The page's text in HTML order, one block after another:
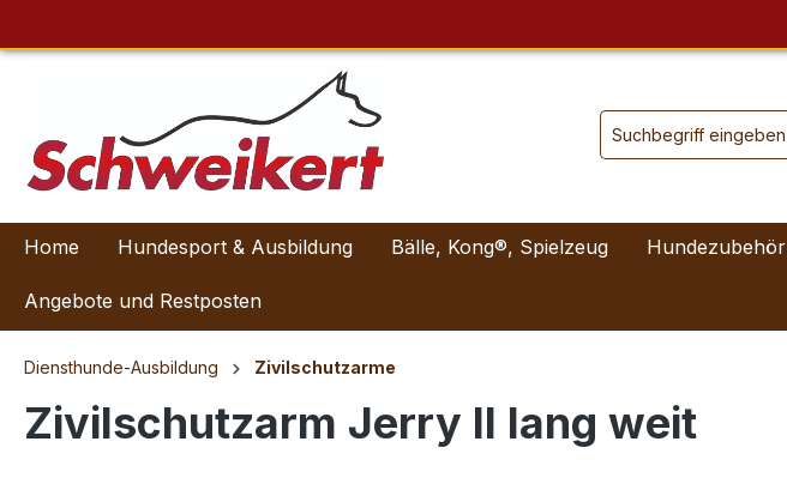
Home Hundesport & Ausbildung Bälle, Kong®, Spielzeug Hundezubehör
Angebote und Restposten
Diensthunde-Ausbildung Zivilschutzarme
Zivilschutzarm Jerry II lang weit